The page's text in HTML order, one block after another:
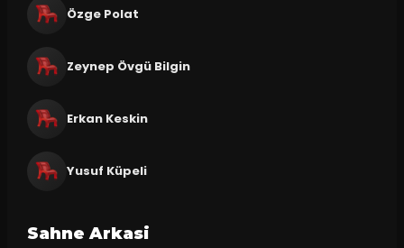
Özge Polat
Zeynep Övgü Bilgin
Erkan Keskin
Yusuf Küpeli
Sahne Arkasi